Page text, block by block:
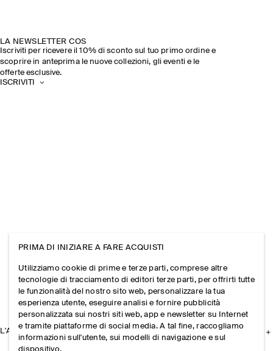
LA NEWSLETTER COS
Iscriviti per ricevere il 10% di sconto sul tuo primo ordine e
scoprire in anteprima le nuove collezioni, gli eventi e le
offerte esclusive.
ISCRIVITI
L'AZIENDA
PRIMA DI INIZIARE A FARE ACQUISTI
Utilizziamo cookie di prime e terze parti, comprese altre
tecnologie di tracciamento di editori terze parti, per offrirti tutte
le funzionalità del nostro sito web, personalizzare la tua
esperienza utente, eseguire analisi e fornire pubblicità
personalizzata sui nostri siti web, app e newsletter su Internet
e tramite piattaforme di social media. A tal fine, raccogliamo
informazioni sull'utente, sui modelli di navigazione e sul
dispositivo.